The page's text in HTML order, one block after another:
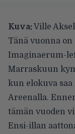
Kuva: Ville
Tänä vuonna on
Imaginaerum-
Marraskuun
kun elokuva
Areenalla.
tämän vuoden
Ensi-illan